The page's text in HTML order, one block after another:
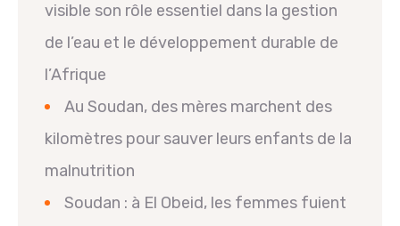
visible son rôle essentiel dans la gestion
de l’eau et le développement durable de
l’Afrique
Au Soudan, des mères marchent des
kilomètres pour sauver leurs enfants de la
malnutrition
Soudan : à El Obeid, les femmes fuient